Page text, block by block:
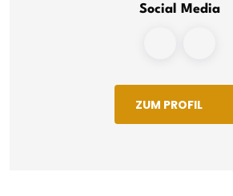
Social Media
ZUM PROFIL